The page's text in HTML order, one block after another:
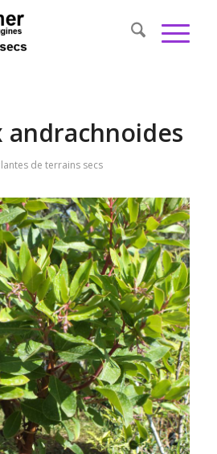
andrachnoides
de terrains secs